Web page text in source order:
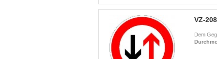
VZ-208
Dem